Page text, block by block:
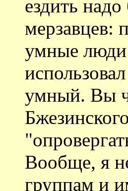
ездить
мерзавцев:
умные люди
умный. Вы
Вообще, я
группам и